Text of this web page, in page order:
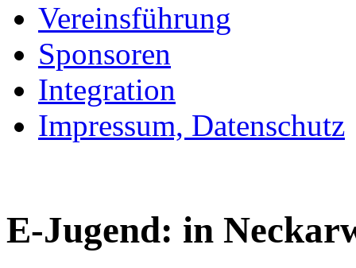
Vereinsführung
Sponsoren
Integration
Impressum, Datenschutz
E-Jugend: in